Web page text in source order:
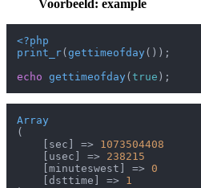
Voorbeeld: example
<?php
print_r( gettimeofday ());
echo gettimeofday ( true
Array
(
    [sec] =>
1073504408
    [usec] =>
238215
    [minuteswest] =>
0
    [dsttime] =>
1